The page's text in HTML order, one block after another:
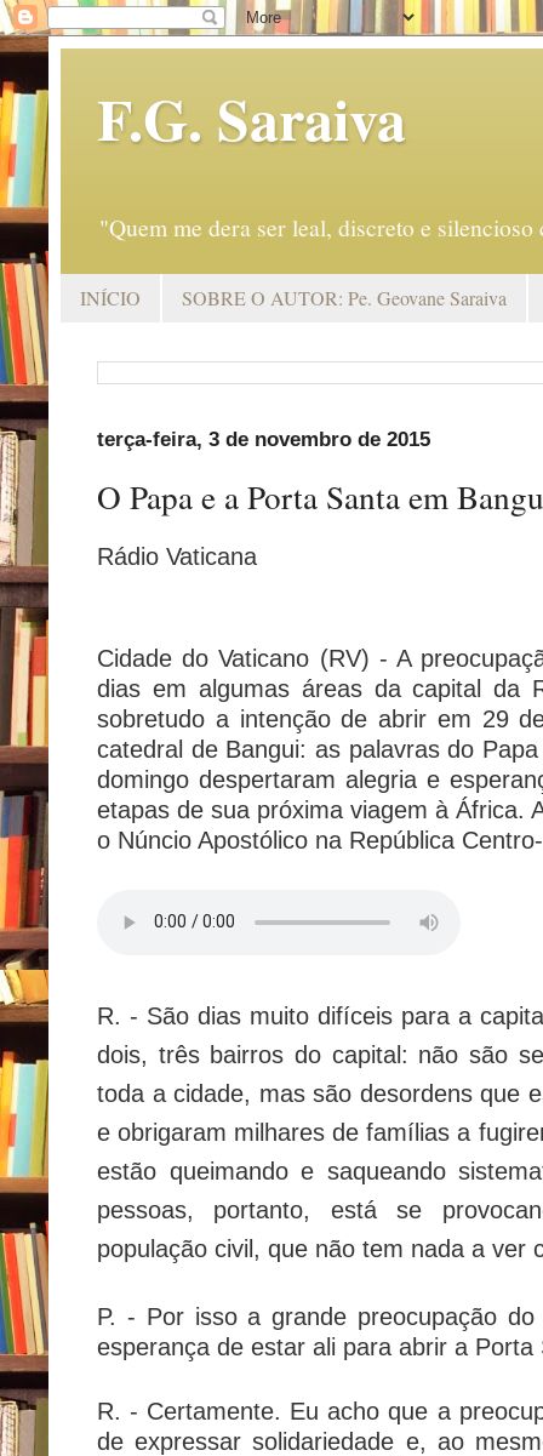
F.G. Saraiva
"Quem me dera ser leal, discreto e
INÍCIO SOBRE O AUTOR: Pe. Geovane Saraiva
terça-feira, 3 de novembro de 2015
O Papa e a Porta Santa em
Rádio Vaticana
Cidade do Vaticano (RV) - A
dias em algumas áreas da capital da
sobretudo a intenção de abrir em 29
catedral de Bangui: as palavras do
domingo despertaram alegria e
etapas de sua próxima viagem à África.
o Núncio Apostólico na República
R. - São dias muito difíceis para a
dois, três bairros do capital: não são
toda a cidade, mas são desordens que
e obrigaram milhares de famílias a
estão queimando e saqueando
pessoas, portanto, está se
população civil, que não tem nada a ver
P. - Por isso a grande preocupação
esperança de estar ali para abrir a Porta
R. - Certamente. Eu acho que a
de expressar solidariedade e, ao